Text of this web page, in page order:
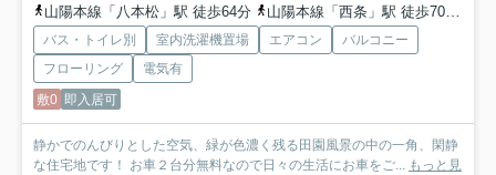
山陽本線「八本松」駅 徒歩64分
山陽本線「西条」駅 徒歩70分車12分 5.4km
バス・トイレ別 室内洗濯機置場 エアコン
バルコニー
フローリング
電気有
敷0 即入居可
静かでのんびりとした空気、緑が色濃く残る田園風景の中の一角、閑静
な住宅地です！ お車２台分無料なので日々の生活にお車をご... もっと見